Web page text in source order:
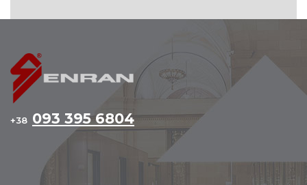
+38 093 395 6804